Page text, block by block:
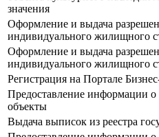
значения
Оформление и выдача
индивидуального жилищного
Оформление и выдача
индивидуального жилищного
Регистрация на Портале
Предоставление информации о
объекты
Выдача выписок из реестра